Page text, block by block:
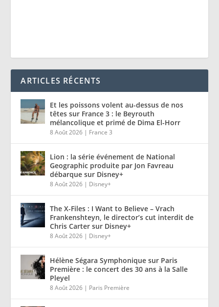
ARTICLES RÉCENTS
Et les poissons volent au-dessus de nos
têtes sur France 3 : le Beyrouth
mélancolique et primé de Dima El-Horr
8 Août 2026 | France 3
Lion : la série événement de National
Geographic produite par Jon Favreau
débarque sur Disney+
8 Août 2026 | Disney+
The X-Files : I Want to Believe – Vrach
Frankenshteyn, le director’s cut interdit de
Chris Carter sur Disney+
8 Août 2026 | Disney+
Hélène Ségara Symphonique sur Paris
Première : le concert des 30 ans à la Salle
Pleyel
8 Août 2026 | Paris Première